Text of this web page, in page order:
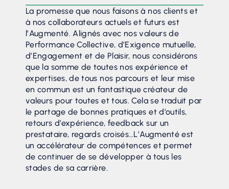
La promesse que nous faisons à nos clients et
à nos collaborateurs actuels et futurs est
l’Augmenté. Alignés avec nos valeurs de
Performance Collective, d’Exigence mutuelle,
d’Engagement et de Plaisir, nous considérons
que la somme de toutes nos expérience et
expertises, de tous nos parcours et leur mise
en commun est un fantastique créateur de
valeurs pour toutes et tous. Cela se traduit par
le partage de bonnes pratiques et d’outils,
retours d’expérience, feedback sur un
prestataire, regards croisés…L’Augmenté est
un accélérateur de compétences et permet
de continuer de se développer à tous les
stades de sa carrière.